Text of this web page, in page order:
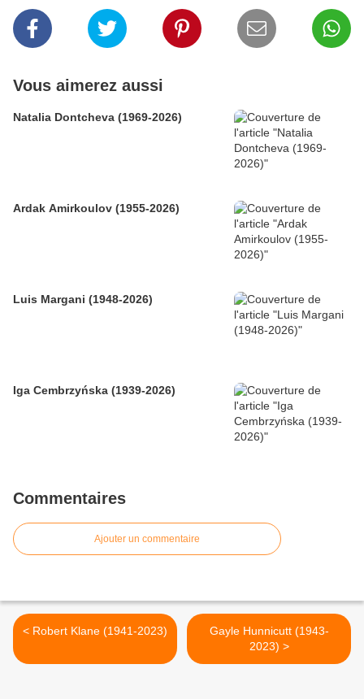
Vous aimerez aussi
Natalia Dontcheva (1969-2026)
Ardak Amirkoulov (1955-2026)
Luis Margani (1948-2026)
Iga Cembrzyńska (1939-2026)
Commentaires
Ajouter un commentaire
< Robert Klane (1941-2023)
Gayle Hunnicutt (1943-
2023) >